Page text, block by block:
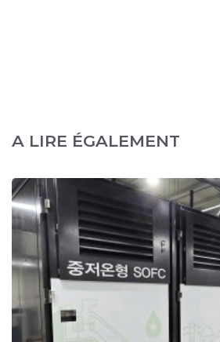
A LIRE ÉGALEMENT